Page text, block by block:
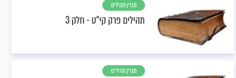
מגזין תהילים
תהילים פרק קי"ט - חלק 3
מגזין תהילים